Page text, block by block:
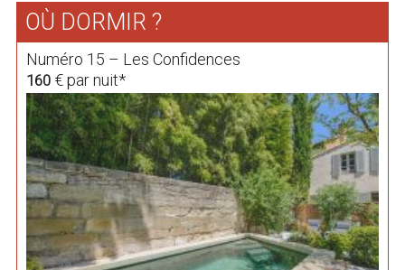
OÙ DORMIR ?
Numéro 15 – Les Confidences
160€ par nuit*